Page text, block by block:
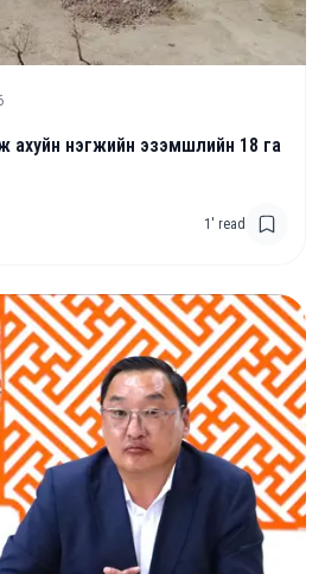
ахуйн нэгжийн эзэмшлийн 18 га
1 ' read